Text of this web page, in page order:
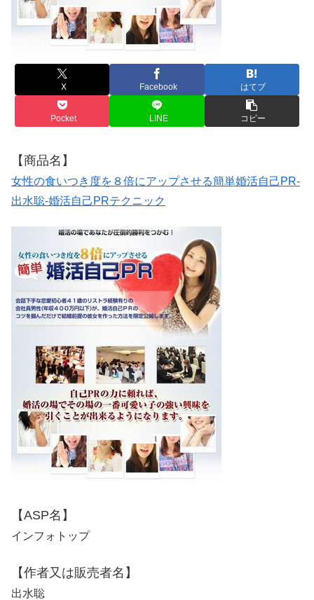
X Facebook はてブ
Pocket LINE コピー
【商品名】
女性の食いつき度を８倍にアップさせる簡単婚活自己PR-
出水聡-婚活自己PRテクニック
【ASP名】
インフォトップ
【作者又は販売者名】
出水聡